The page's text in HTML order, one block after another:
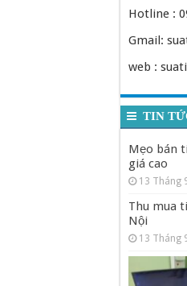
Hotline :
Gmail:
web :
TIN
Mẹo bán
giá cao
13 Tháng
Thu mua
Nội
13 Tháng